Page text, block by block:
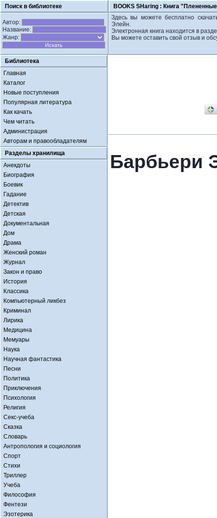
Поиск в библиотеке BOOKS SHaring : Книга
Автор:
Название:
Жанр:
Здесь вы можете бесплатно
Элейн.
Электронная книга находится в
Вы можете оставить свой отзыв и
Библиотека
Главная
Каталог
Новые поступления
Популярная литература
Как качать
Чем читать
Администрация
Авторам и правообладателям
Разделы хранилища
Анекдоты
Биография
Боевик
Гадание
Детектив
Детская
Документальная
Дом
Драма
Женский роман
Журнал
Закон и право
История
Классика
Компьютерный ликбез
Криминал
Лирика
Медицина
Мемуары
Наука
Научная фантастика
Песни
Политика
Приключения
Психология
Религия
Секс-учеба
Сказка
Словарь
Антропология и социология
Спорт
Стихи
Триллер
Учеба
Философия
Фентези
Эзотерика
Барбьери